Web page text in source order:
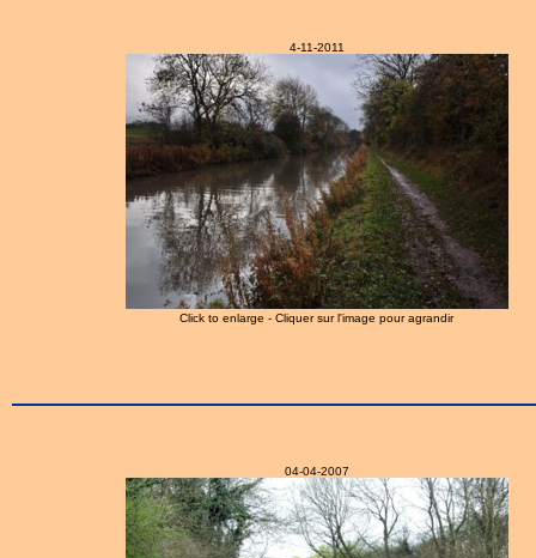
4-11-2011
Click to enlarge - Cliquer sur l'image pour agrandir
04-04-2007